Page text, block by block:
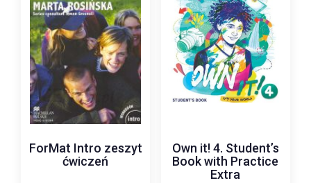
ForMat Intro zeszyt
ćwiczeń
Own it! 4. Student’s
Book with Practice
Extra